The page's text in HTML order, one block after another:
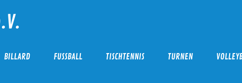
BILLARD FUSSBALL TISCHTENNIS TURNEN